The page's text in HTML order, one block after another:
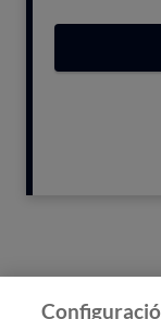
compradores
muy
consumidor
Cómo